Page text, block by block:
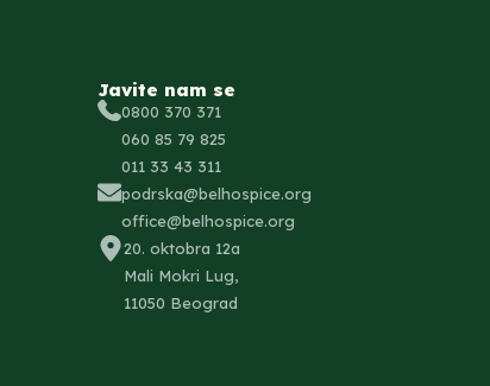
Javite nam se
0800 370 371
060 85 79 825
011 33 43 311
podrska@belhospice.org
office@belhospice.org
20. oktobra 12a
Mali Mokri Lug,
11050 Beograd